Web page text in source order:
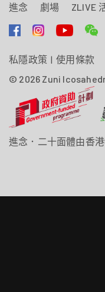
進念 劇場 ZLIVE
私隱政策 | 使用條款
© 2026 Zuni
進念．二十面體由香